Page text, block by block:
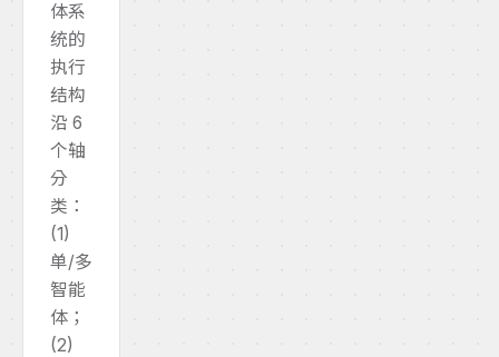
体系
统的
执行
结构
沿 6
个轴
分
类：
(1)
单/多
智能
体；
(2)